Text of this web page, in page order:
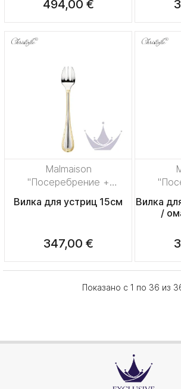
494,00 €
Malmaison
"Посеребрение +
узорная позолота"
Вилка для устриц 15см
347,00 €
Вилка
/
Показано с 1 по 36 из